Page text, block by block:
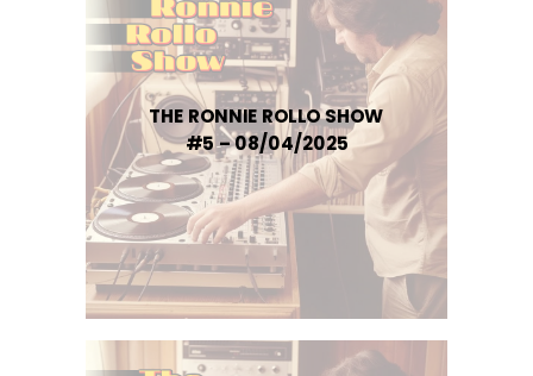
THE RONNIE ROLLO SHOW
#5 – 08/04/2025